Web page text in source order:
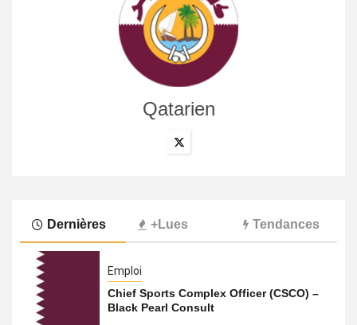
Qatarien
Dernières +Lues Tendances
Emploi
Chief Sports Complex Officer (CSCO) –
Black Pearl Consult